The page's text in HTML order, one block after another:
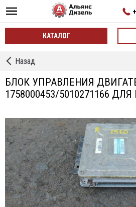
КАТАЛОГ
←
управления
Назад
БЛОК УПРАВЛЕНИЯ
1758000453/5010271166 ДЛЯ